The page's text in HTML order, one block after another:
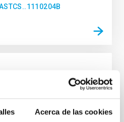
Acerca de las cookies